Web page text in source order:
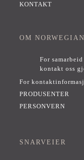
KONTAKT
OM
For
kontakt oss
For
PRODUSENTER
PERSONVERN
SNARVEIER